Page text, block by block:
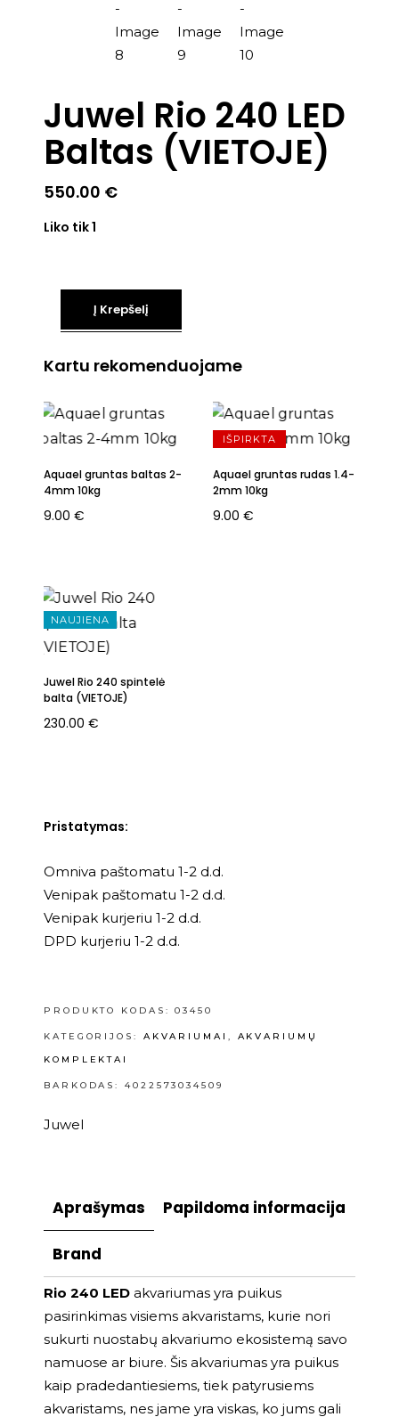
Juwel Rio 240 LED
Baltas (VIETOJE)
550.00 €
Liko tik 1
Į Krepšelį
Kartu rekomenduojame
Aquael gruntas baltas 2-
4mm 10kg
9.00 €
IŠPIRKTA
Aquael gruntas rudas 1.4-
2mm 10kg
9.00 €
NAUJIENA
Juwel Rio 240 spintelė
balta (VIETOJE)
230.00 €
Pristatymas:
Omniva paštomatu 1-2 d.d.
Venipak paštomatu 1-2 d.d.
Venipak kurjeriu 1-2 d.d.
DPD kurjeriu 1-2 d.d.
PRODUKTO KODAS:03450
KATEGORIJOS: AKVARIUMAI , AKVARIUMŲ
KOMPLEKTAI
BARKODAS: 4022573034509
Juwel
Aprašymas Papildoma informacija
Brand
Rio 240 LED akvariumas yra puikus
pasirinkimas visiems akvaristams, kurie nori
sukurti nuostabų akvariumo ekosistemą savo
namuose ar biure. Šis akvariumas yra puikus
kaip pradedantiesiems, tiek patyrusiems
akvaristams, nes jame yra viskas, ko jums gali